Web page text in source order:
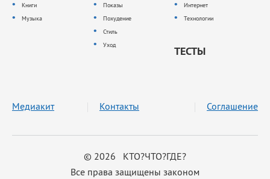
Книги
Музыка
Показы
Похудение
Стиль
Уход
Интернет
Технологии
ТЕСТЫ
© 2026 КТО?ЧТО?ГДЕ?
Все права защищены законом
Медиакит Контакты Соглашение